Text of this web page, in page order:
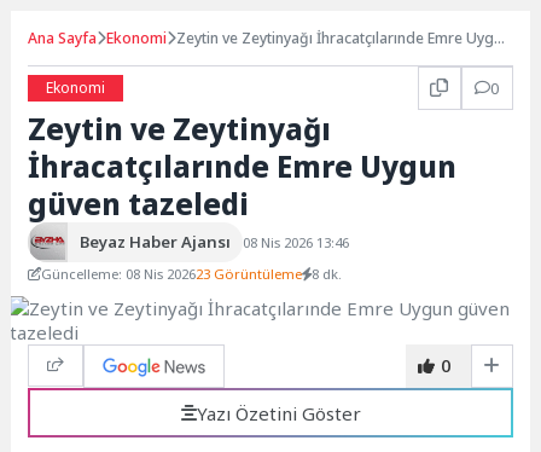
Ana Sayfa Ekonomi Zeytin ve Zeytinyağı İhracatçılarınde Emre Uygun
Ekonomi
0
Zeytin ve Zeytinyağı
İhracatçılarınde Emre Uygun
güven tazeledi
Beyaz Haber Ajansı
08 Nis 2026 13:46
Güncelleme: 08 Nis 202623 Görüntüleme 8 dk.
0
Yazı Özetini Göster